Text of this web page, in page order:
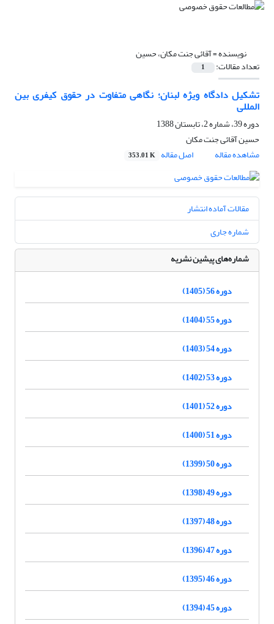
نویسنده =آقائی جنت مکان، حسین
تعداد مقالات: 1
تشکیل دادگاه ویژه لبنان؛ نگاهی متفاوت در حقوق کیفری بین
المللی
دوره 39، شماره 2، تابستان 1388
حسین آقائی جنت مکان
مشاهده مقاله
اصل مقاله 353.01 K
مقالات آماده انتشار
شماره جاری
شماره‌های پیشین نشریه
دوره 56 (1405)
دوره 55 (1404)
دوره 54 (1403)
دوره 53 (1402)
دوره 52 (1401)
دوره 51 (1400)
دوره 50 (1399)
دوره 49 (1398)
دوره 48 (1397)
دوره 47 (1396)
دوره 46 (1395)
دوره 45 (1394)